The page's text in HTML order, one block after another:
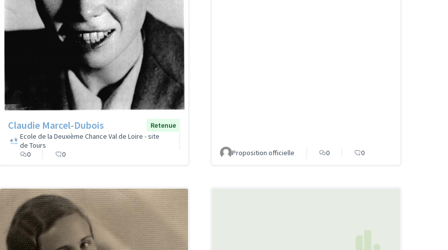
Claudie Marcel-Dubois
Retenue
Ecole de la Deuxième Chance Val de Loire - site
de Tours
0
0 Proposition officielle 0 0